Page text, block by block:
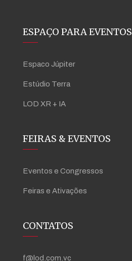
ESPAÇO PARA EVENTOS
Espaco Júpiter
Estúdio Terra
LOD XR + IA
FEIRAS & EVENTOS
Eventos e Congressos
Feiras e Ativações
CONTATOS
f@lod.com.vc